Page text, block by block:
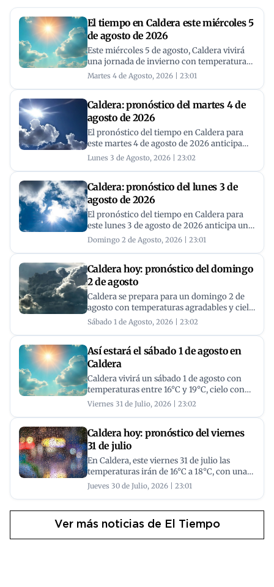
El tiempo en Caldera este miércoles 5
de agosto de 2026
Este miércoles 5 de agosto, Caldera vivirá
una jornada de invierno con temperaturas
agradables que oscilarán entre los 15°C y
18°C, bajo un cielo con nubes dispersas y
del tiempo en Caldera para planificar tu día.
Martes 4 de Agosto, 2026 | 23:01
Caldera: pronóstico del martes 4 de
agosto de 2026
El pronóstico del tiempo en Caldera para
este martes 4 de agosto de 2026 anticipa
una jornada sin lluvias, con temperaturas
que oscilarán entre los 16°C y los 20°C.
Lunes 3 de Agosto, 2026 | 23:02
Caldera: pronóstico del lunes 3 de
agosto de 2026
El pronóstico del tiempo en Caldera para
este lunes 3 de agosto de 2026 anticipa una
jornada de cielo claro, con temperaturas
templadas y sin lluvias, ideal para disfrutar
Domingo 2 de Agosto, 2026 | 23:01
Caldera hoy: pronóstico del domingo
2 de agosto
Caldera se prepara para un domingo 2 de
agosto con temperaturas agradables y cielo
con intervalos nubosos, sin lluvias a la vista,
ideal para disfrutar de la costa.
Sábado 1 de Agosto, 2026 | 23:02
Así estará el sábado 1 de agosto en
Caldera
Caldera vivirá un sábado 1 de agosto con
temperaturas entre 16°C y 19°C, cielo con
algo de nubes y vientos moderados, sin
pronóstico de lluvias para la jornada.
Viernes 31 de Julio, 2026 | 23:02
Caldera hoy: pronóstico del viernes
31 de julio
En Caldera, este viernes 31 de julio las
temperaturas irán de 16°C a 18°C, con una
alta probabilidad de lluvias ligeras durante
las primeras horas de la mañana, dando
Jueves 30 de Julio, 2026 | 23:01
Ver más noticias de El Tiempo